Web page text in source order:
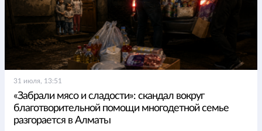
31 июля, 13:51
«Забрали мясо и сладости»: скандал вокруг
благотворительной помощи многодетной семье
разгорается в Алматы